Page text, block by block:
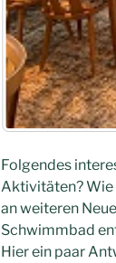
Folgendes
Aktivitäten? Wie
an weiteren
Schwimmbad
Hier ein paar